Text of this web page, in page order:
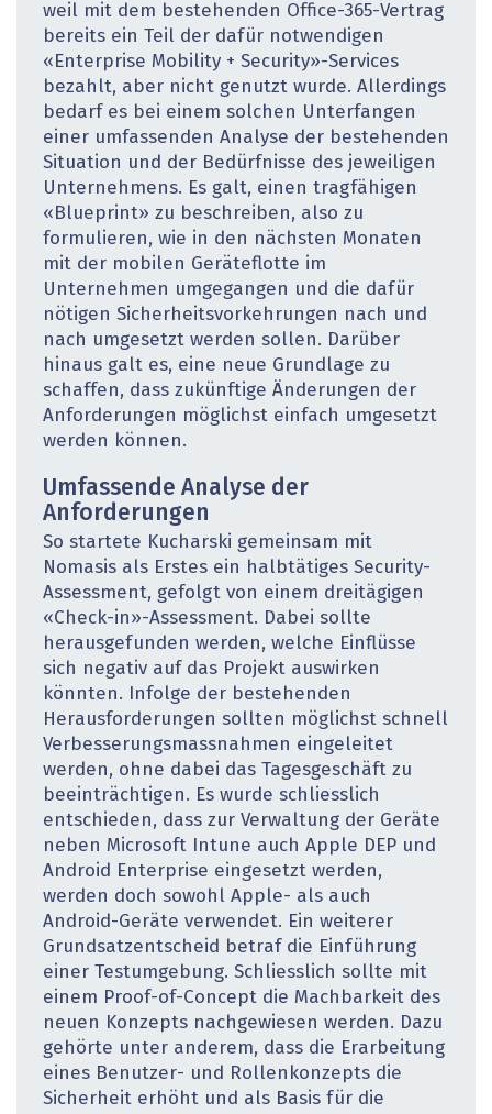
weil mit dem bestehenden Office-365-Vertrag
bereits ein Teil der dafür notwendigen
«Enterprise Mobility + Security»-Services
bezahlt, aber nicht genutzt wurde. Allerdings
bedarf es bei einem solchen Unterfangen
einer umfassenden Analyse der bestehenden
Situation und der Bedürfnisse des jeweiligen
Unternehmens. Es galt, einen tragfähigen
«Blueprint» zu beschreiben, also zu
formulieren, wie in den nächsten Monaten
mit der mobilen Geräteflotte im
Unternehmen umgegangen und die dafür
nötigen Sicherheitsvorkehrungen nach und
nach umgesetzt werden sollen. Darüber
hinaus galt es, eine neue Grundlage zu
schaffen, dass zukünftige Änderungen der
Anforderungen möglichst einfach umgesetzt
werden können.
Umfassende Analyse der
Anforderungen
So startete Kucharski gemeinsam mit
Nomasis als Erstes ein halbtätiges Security-
Assessment, gefolgt von einem dreitägigen
«Check-in»-Assessment. Dabei sollte
herausgefunden werden, welche Einflüsse
sich negativ auf das Projekt auswirken
könnten. Infolge der bestehenden
Herausforderungen sollten möglichst schnell
Verbesserungsmassnahmen eingeleitet
werden, ohne dabei das Tagesgeschäft zu
beeinträchtigen. Es wurde schliesslich
entschieden, dass zur Verwaltung der Geräte
neben Microsoft Intune auch Apple DEP und
Android Enterprise eingesetzt werden,
werden doch sowohl Apple- als auch
Android-Geräte verwendet. Ein weiterer
Grundsatzentscheid betraf die Einführung
einer Testumgebung. Schliesslich sollte mit
einem Proof-of-Concept die Machbarkeit des
neuen Konzepts nachgewiesen werden. Dazu
gehörte unter anderem, dass die Erarbeitung
eines Benutzer- und Rollenkonzepts die
Sicherheit erhöht und als Basis für die